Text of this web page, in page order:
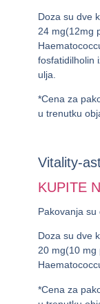
Doza su dve
24 mg(12mg
fosfatidilholin
ulja.
*Cena za
u trenutku
Vitality-
KUPITE
Pakovanja su
Doza su dve
20 mg(10 mg
*Cena za